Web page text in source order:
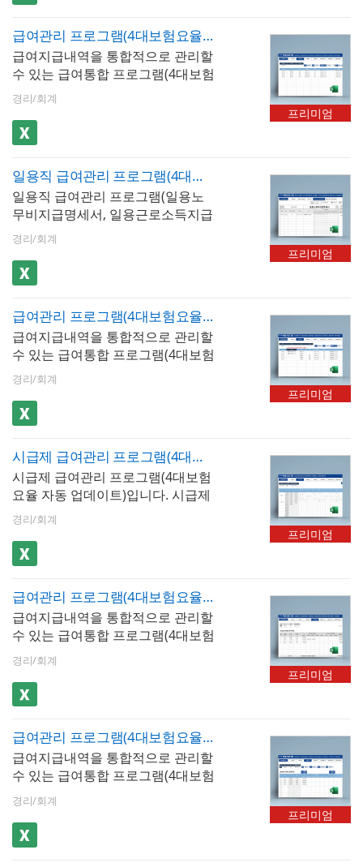
을 급여 계산에 즉시 반영하지 않으
면 공제 오류로 인한 직원 불만과 세
무 문제가 발생합니다.- 요율 일괄
관리 구조 : 국민연금, 건강보험, 장
기요양보험, 고용보험을 한 시트에
서 관리. 매년 요율이 자동 업데이트
되어 급여대장 전체 직원의 공제액
용 : 국민연금 기준소득월액 상한액
과 하한액, 건강보험 보수월액 상한
액 등 법정 한도를 자동으로 계산-
보험료율 변경 이력 관리 : 연도별
요율 변경 이력이 누적 보관되어 과
거 연도의 급여 재계산 또는 연말정
산 소급 계산 시 해당 연도의 요율을
급여지급내역, 사원별 급여지급내
계 관리가 가능합니다. 사원별 급여
지급내역과 급여결산보고서는 그래
프화하여 보고서 형태로 사용하기
편리합니다. 사원정보를 바탕으로
서, 근로계약서를 작성할 수 있습니
다. 엑셀 파일 내 [최신 업데이트]버
튼을 클릭하면 매년 개정되는 4대보
험요율 및 근로소득간이세액표가
자동 업데이트 됩니다. ※ 프로그램
규격 : MS오피스 엑셀 2007이상 ※
프로그램 구성 : 회사정보, 사원정
보, 급여입력, 급여대장, 급여명세
서, 급여입금내역서, 년도별급여지
서, 재직증명서(경력증명서,퇴직증
명서), 근로계약서
자동 계산됩니다. 저장된 문서를 급
서 시트에서 확인할 수 있습니다. 급
여명세서는 1장, 세로형 2장, 가로형
2장 총 3가지 형태로 출력이 가능하
며, 년도별 급여지급내역, 사원별 급
로 급여 통계 관리가 가능합니다. 사
원별 급여지급내역과 급여결산보고
사용하기 편리합니다. 사원정보를
바탕으로 재직증명서, 경력증명서,
퇴직증명서, 근로계약서를 작성할
수 있습니다. 엑셀 파일 내 [최신 업
되는 4대보험요율 및 근로소득간이
세액표가 자동 업데이트 됩니다. ※
프로그램 규격 : MS오피스 엑셀
2007이상 ※ 프로그램 구성 : 회사
정보, 사원정보, 급여입력, 급여대
장, 급여명세서, 급여입금내역서, 년
도별급여지급, 사원별급여지급, 급
여결산보고서, 재직증명서(경력증
명서,퇴직증명서), 근로계약서
급여관리 프로그램(4대보험요율 자동 업데이트, 100인용, 급여대장, 급여명세서, 급여입금내역, 급여통계관리, 증명서발행)
급여지급내역을 통합적으로 관리할
수 있는 급여통합 프로그램(4대보험
요율 자동 업데이트, 100인용)입니
다. 급여내역을 월별로 입력, 저장,
검색할 수 있습니다. 4대보험이 자
동계산(근로소득세, 지방소득세, 고
양보험)되며, 급여지급항목 및 공제
항목은 최대 20개까지 추가할 수 있
습니다. 저장된 급여내역은 급여대
장, 급여명세서, 급여입금내역서 시
다. 사원정보를 바탕으로 재직증명
서, 경력증명서, 퇴직증명서 자동 발
신 업데이트]버튼을 클릭하면 매년
개정되는 4대보험요율 및 근로소득
간이세액표가 자동 업데이트 됩니
다. ※ 프로그램 규격 : MS오피스 엑
사정보, 사원정보, 급여입력, 급여대
장, 급여명세서, 급여입금내역, 급여
통계관리, 증명서발행(재직증명서,
경력증명서, 퇴직증명서)
경리/회계
프리미엄
일용직 급여관리 프로그램(4대보험요율 자동 업데이트, 일용노무비지급명세서, 일용근로소득지급명세서)
일용직 급여관리 프로그램(일용노
무비지급명세서, 일용근로소득지급
명세서)입니다. 현장별, 일자별 출근
기록을 저장, 검색, 데이터 누적 저
장 기능을 사용할 수 있습니다. 일용
직 근로자의 공제 기준에 맞도록 근
자동 계산됩니다. 현장별/월별로도
출근기록을 검색하고 일용노무비지
급명세서 등으로 자동으로 불러와
서 출력 할 수 있습니다. 엑셀 파일
매년 개정되는 4대보험요율 및 근로
소득간이세액표가 자동 업데이트
경리/회계
프리미엄
급여관리 프로그램(4대보험요율 자동 업데이트, 사업소득, 종합소득세 신고자용, 급여대장, 급여명세서, 급여입금내역서, 재직증명서, 퇴직증명서)
급여지급내역을 통합적으로 관리할
수 있는 급여통합 프로그램(4대보험
요율 자동 업데이트, 사업소득, 종합
소득세 신고자용)입니다. 급여내역
을 월별로 입력, 저장, 검색할 수 있
습니다. [사원정보] 시트에서 종합소
세를 계산할 수 있습니다. 4대보험
자동계산 여부를 선택할 수 있으며
자동계산 선택 시 근로소득세, 지방
소득세, 고용보험, 국민연금, 건강보
니다. 급여지급항목 및 공제항목은
최대 20개까지 추가할 수 있으며, 저
세서, 급여입금내역서 시트에서 자
동으로 불러올 수 있습니다. 사원 정
보를 바탕으로 재직증명서, 경력증
명서, 퇴직증명서 자동발급이 가능
트]버튼을 클릭하면 매년 개정되는
4대보험요율 및 근로소득간이세액
표가 자동 업데이트 됩니다. ※ 프로
그램 규격 : MS오피스 엑셀 2007이
상 ※ 프로그램 구성 : 회사정보, 사
원정보, 급여입력, 급여대장, 급여명
세서, 급여입금내역, 급여통계관리,
증명서발행(재직증명서, 경력증명
서, 퇴직증명서)
경리/회계
프리미엄
시급제 급여관리 프로그램(4대보험요율 자동 업데이트, 급여대장, 급여명세서, 급여입금내역서, 급여통계관리)
시급제 급여관리 프로그램(4대보험
요율 자동 업데이트)입니다. 시급제
사원의 급여대장, 급여명세서, 급여
입금 내역서를 한번에 관리할 수 있
는 엑셀 프로그램입니다. [사원관리]
시트에 입력하는 직책수당, 기본급,
무시간] 시트에 입력 및 저장하는 근
무현황을 바탕으로 [급여입력]시트
의 지급내역(과세) 부분이 자동 산출
되여 표기되며, 공제내역(근로소득
산됩니다. 엑셀 파일 내 [최신 업데
이트]버튼을 클릭하면 매년 개정되
액표가 자동 업데이트 됩니다. ※ 프
로그램 규격 : MS오피스 엑셀 2007
이상 ※ 프로그램 구성 : 사원관리,
근무시간, 급여입력, 급여대장, 급여
관리
경리/회계
프리미엄
급여관리 프로그램(4대보험요율 자동 업데이트, 두루누리 적용, 급여대장, 급여명세서, 급여입금내역서, 재직증명서, 퇴직증명서)
급여지급내역을 통합적으로 관리할
수 있는 급여통합 프로그램(4대보험
요율 자동 업데이트, 두루누리,10인
미만)입니다. 급여 내역을 월별로 입
력, 저장, 검색할 수 있습니다. 두루
누리 사회보험이 적용된 급여서식
로자는 [고용보험]과 [국민연금]이
할인된 금액으로 계산됩니다. 또한
예술인의 경우 고용보험을 할인 금
액으로 계산할 수 있습니다. 4대보
득세, 고용보험, 국민연금, 건강보
험, 장기요양보험)되며, 급여지급항
경리/회계
프리미엄
급여관리 프로그램(4대보험요율 자동 업데이트, 50인용, 급여대장, 급여명세서, 급여입금내역서, 재직증명서, 퇴직증명서)
급여지급내역을 통합적으로 관리할
수 있는 급여통합 프로그램(4대보험
요율 자동 업데이트, 50인용)입니
다. 급여내역을 월별로 입력, 저장,
검색할 수 있습니다. 4대보험이 자
동계산(근로소득세, 지방소득세, 고
경리/회계
프리미엄